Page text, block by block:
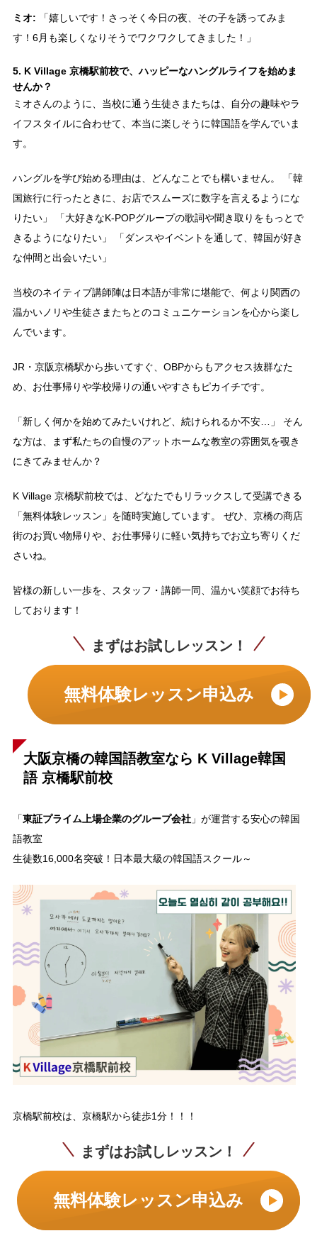
ミオ: 「嬉しいです！さっそく今日の夜、その子を誘ってみま
す！6月も楽しくなりそうでワクワクしてきました！」
5. K Village 京橋駅前校で、ハッピーなハングルライフを始めま
せんか？
ミオさんのように、当校に通う生徒さまたちは、自分の趣味やラ
イフスタイルに合わせて、本当に楽しそうに韓国語を学んでいま
す。
ハングルを学び始める理由は、どんなことでも構いません。 「韓
国旅行に行ったときに、お店でスムーズに数字を言えるようにな
りたい」 「大好きなK-POPグループの歌詞や聞き取りをもっとで
きるようになりたい」 「ダンスやイベントを通して、韓国が好き
な仲間と出会いたい」
当校のネイティブ講師陣は日本語が非常に堪能で、何より関西の
温かいノリや生徒さまたちとのコミュニケーションを心から楽し
んでいます。
JR・京阪京橋駅から歩いてすぐ、OBPからもアクセス抜群なた
め、お仕事帰りや学校帰りの通いやすさもピカイチです。
「新しく何かを始めてみたいけれど、続けられるか不安…」 そん
な方は、まず私たちの自慢のアットホームな教室の雰囲気を覗き
にきてみませんか？
K Village 京橋駅前校では、どなたでもリラックスして受講できる
「無料体験レッスン」を随時実施しています。 ぜひ、京橋の商店
街のお買い物帰りや、お仕事帰りに軽い気持ちでお立ち寄りくだ
さいね。
皆様の新しい一歩を、スタッフ・講師一同、温かい笑顔でお待ち
しております！
まずはお試しレッスン！
無料体験レッスン申込み
大阪京橋の韓国語教室なら K Village韓国
語 京橋駅前校
「 東証プライム上場企業のグループ会社」が運営する安心の韓国
語教室
生徒数16,000名突破！日本最大級の韓国語スクール～
京橋駅前校は、京橋駅から徒歩1分！！！
まずはお試しレッスン！
無料体験レッスン申込み